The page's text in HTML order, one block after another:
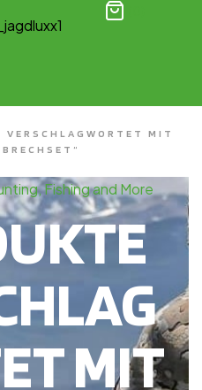
VERSCHLAGWORTET MIT
Fishing and More
MIT